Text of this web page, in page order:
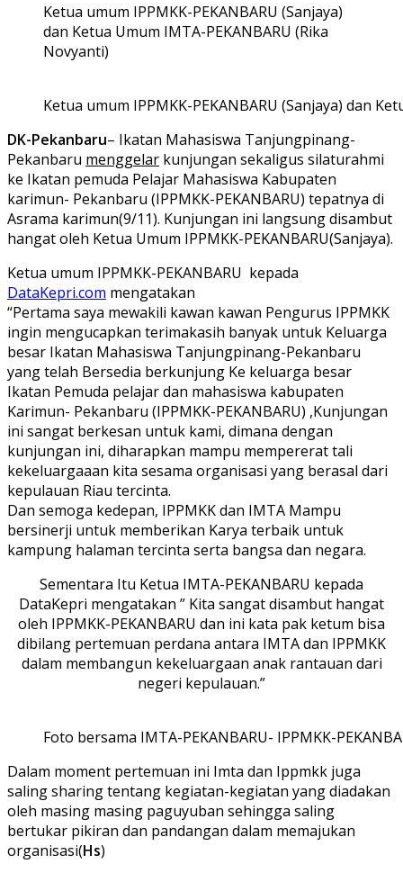
Ketua umum IPPMKK-PEKANBARU (Sanjaya)
dan Ketua Umum IMTA-PEKANBARU (Rika
Novyanti)
Ketua umum IPPMKK-PEKANBARU (Sanjaya) dan
DK-Pekanbaru– Ikatan Mahasiswa Tanjungpinang-
Pekanbaru menggelar kunjungan sekaligus silaturahmi
ke Ikatan pemuda Pelajar Mahasiswa Kabupaten
karimun- Pekanbaru (IPPMKK-PEKANBARU) tepatnya di
Asrama karimun(9/11). Kunjungan ini langsung disambut
hangat oleh Ketua Umum IPPMKK-PEKANBARU(Sanjaya).
Ketua umum IPPMKK-PEKANBARU kepada
DataKepri.com mengatakan
“Pertama saya mewakili kawan kawan Pengurus IPPMKK
ingin mengucapkan terimakasih banyak untuk Keluarga
besar Ikatan Mahasiswa Tanjungpinang-Pekanbaru
yang telah Bersedia berkunjung Ke keluarga besar
Ikatan Pemuda pelajar dan mahasiswa kabupaten
Karimun- Pekanbaru (IPPMKK-PEKANBARU) ,Kunjungan
ini sangat berkesan untuk kami, dimana dengan
kunjungan ini, diharapkan mampu mempererat tali
kekeluargaaan kita sesama organisasi yang berasal dari
kepulauan Riau tercinta.
Dan semoga kedepan, IPPMKK dan IMTA Mampu
bersinerji untuk memberikan Karya terbaik untuk
kampung halaman tercinta serta bangsa dan negara.
Sementara Itu Ketua IMTA-PEKANBARU kepada
DataKepri mengatakan ” Kita sangat disambut hangat
oleh IPPMKK-PEKANBARU dan ini kata pak ketum bisa
dibilang pertemuan perdana antara IMTA dan IPPMKK
dalam membangun kekeluargaan anak rantauan dari
negeri kepulauan.”
Foto bersama IMTA-PEKANBARU- IPPMKK-
Dalam moment pertemuan ini Imta dan Ippmkk juga
saling sharing tentang kegiatan-kegiatan yang diadakan
oleh masing masing paguyuban sehingga saling
bertukar pikiran dan pandangan dalam memajukan
organisasi(Hs)